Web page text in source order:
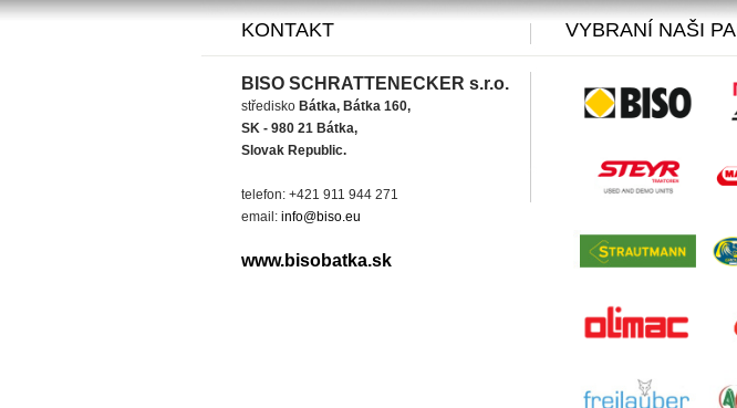
KONTAKT
BISO SCHRATTENECKER s.r.o.
středisko Bátka, Bátka 160,
SK - 980 21 Bátka,
Slovak Republic.
telefon: +421 911 944 271
email: info@biso.eu
www.bisobatka.sk
VYBRANÍ NAŠI